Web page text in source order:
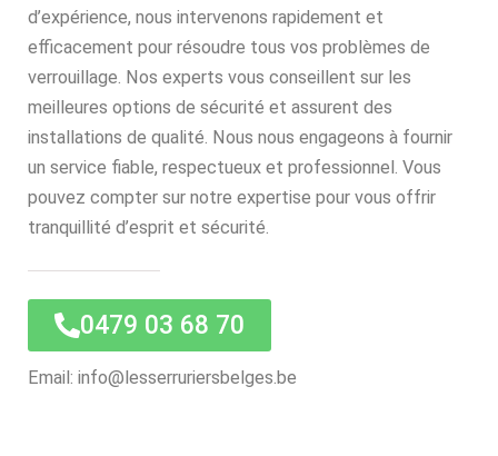
d’expérience, nous intervenons rapidement et
efficacement pour résoudre tous vos problèmes de
verrouillage. Nos experts vous conseillent sur les
meilleures options de sécurité et assurent des
installations de qualité. Nous nous engageons à fournir
un service fiable, respectueux et professionnel. Vous
pouvez compter sur notre expertise pour vous offrir
tranquillité d’esprit et sécurité.
0479 03 68 70
Email: info@lesserruriersbelges.be